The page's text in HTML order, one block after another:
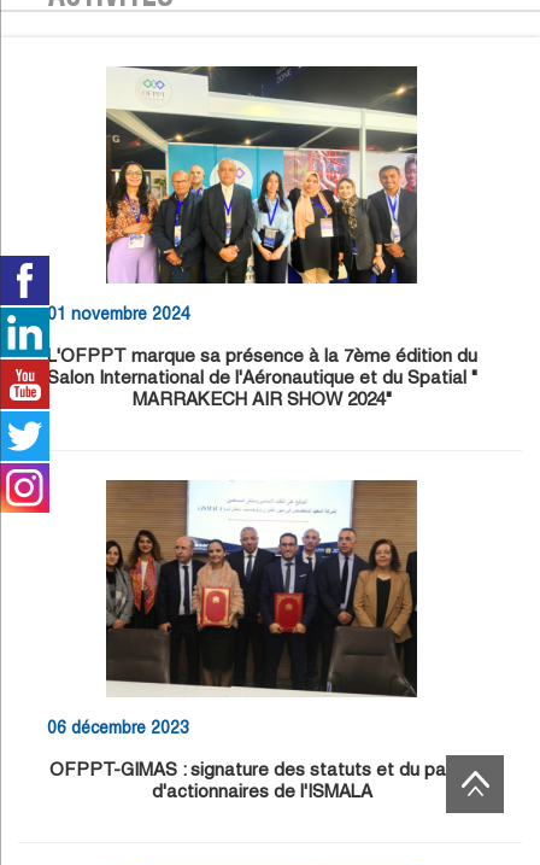
01 novembre 2024
L'OFPPT marque sa présence à la 7ème édition du
Salon International de l'Aéronautique et du Spatial "
MARRAKECH AIR SHOW 2024"
06 décembre 2023
OFPPT-GIMAS : signature des statuts et du pacte
d'actionnaires de l'ISMALA